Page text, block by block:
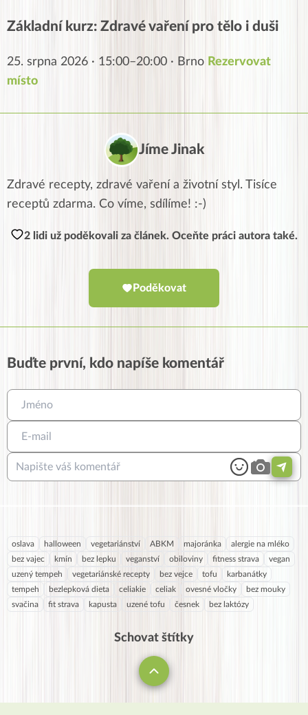
Základní kurz: Zdravé vaření pro tělo i duši
25. srpna 2026 · 15:00–20:00 · Brno Rezervovat
místo
Jíme Jinak
Zdravé recepty, zdravé vaření a životní styl. Tisíce
receptů zdarma. Co víme, sdílíme! :-)
2 lidi už poděkovali za článek. Oceňte práci autora také.
Poděkovat
Buďte první, kdo napíše komentář
oslava halloween vegetariánství ABKM majoránka
alergie na mléko
bez vajec
kmín bez lepku veganství obiloviny fitness strava
vegan
uzený tempeh
vegetariánské recepty bez vejce tofu
karbanátky
tempeh
bezlepková dieta celiakie celiak ovesné vločky
bez mouky
svačina
fit strava kapusta uzené tofu česnek bez laktózy
Schovat štítky